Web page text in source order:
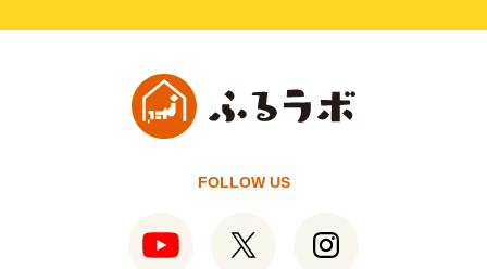
FOLLOW US